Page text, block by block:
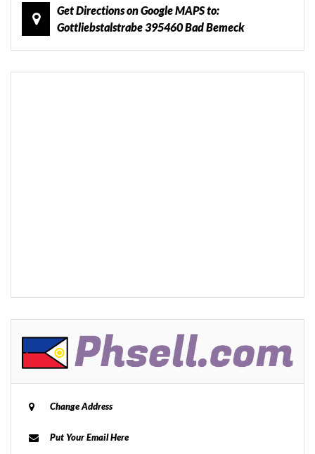
Get Directions on Google MAPS to:
Gottliebstalstrabe 395460 Bad Bemeck
Change Address
Put Your Email Here